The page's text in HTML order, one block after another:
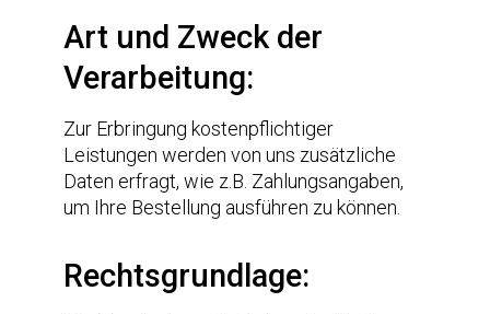
Art und Zweck der
Verarbeitung:
Zur Erbringung kostenpflichtiger
Leistungen werden von uns zusätzliche
Daten erfragt, wie z.B. Zahlungsangaben,
um Ihre Bestellung ausführen zu können.
Rechtsgrundlage: